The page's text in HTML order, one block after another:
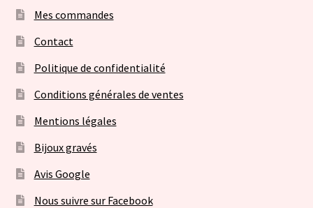
Mes commandes
Contact
Politique de confidentialité
Conditions générales de ventes
Mentions légales
Bijoux gravés
Avis Google
Nous suivre sur Facebook